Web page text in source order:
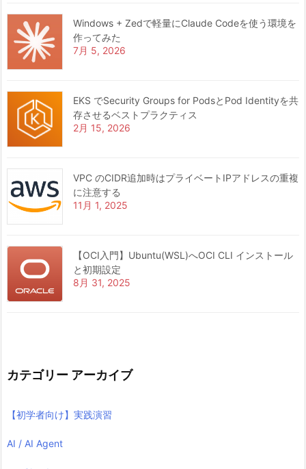
Windows + Zedで軽量にClaude Codeを使う環境を
作ってみた
7月 5, 2026
EKS でSecurity Groups for PodsとPod Identityを共
存させるベストプラクティス
2月 15, 2026
VPC のCIDR追加時はプライベートIPアドレスの重複
に注意する
11月 1, 2025
【OCI入門】Ubuntu(WSL)へOCI CLI インストール
と初期設定
8月 31, 2025
カテゴリー アーカイブ
【初学者向け】実践演習
AI / AI Agent